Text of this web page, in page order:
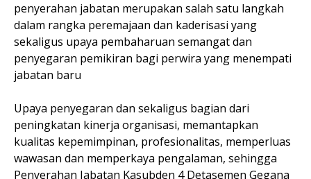
penyerahan jabatan merupakan salah satu langkah
dalam rangka peremajaan dan kaderisasi yang
sekaligus upaya pembaharuan semangat dan
penyegaran pemikiran bagi perwira yang menempati
jabatan baru
Upaya penyegaran dan sekaligus bagian dari
peningkatan kinerja organisasi, memantapkan
kualitas kepemimpinan, profesionalitas, memperluas
wawasan dan memperkaya pengalaman, sehingga
Penyerahan Jabatan Kasubden 4 Detasemen Gegana